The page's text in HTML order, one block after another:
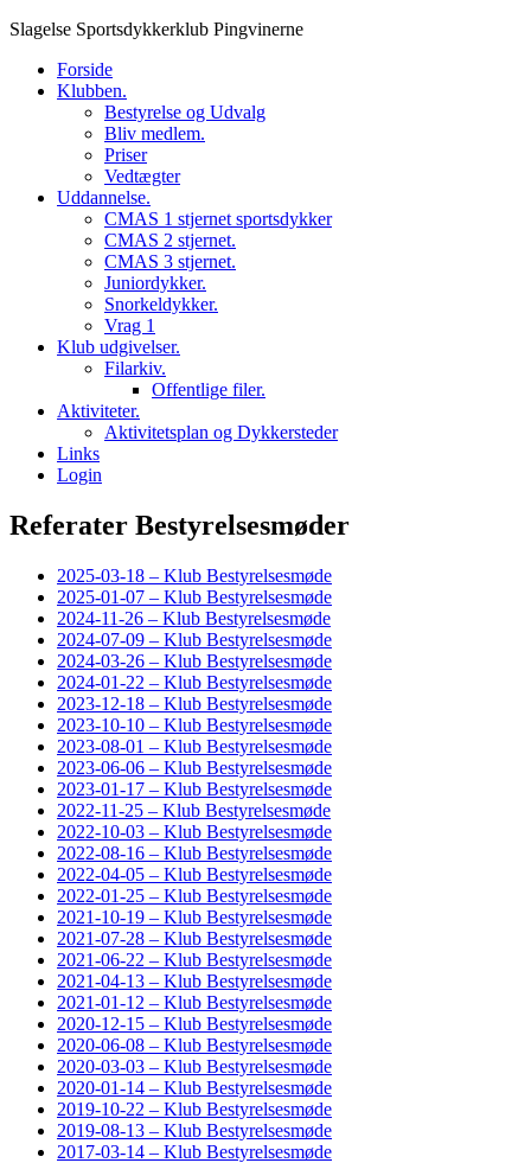
Skip
content
Slagelse Sportsdykkerklub Pingvinerne
Forside
Klubben.
Bestyrelse og Udvalg
Bliv medlem.
Priser
Vedtægter
Uddannelse.
CMAS 1 stjernet sportsdykker
CMAS 2 stjernet.
CMAS 3 stjernet.
Juniordykker.
Snorkeldykker.
Vrag 1
Klub udgivelser.
Filarkiv.
Offentlige filer.
Aktiviteter.
Aktivitetsplan og Dykkersteder
Links
Login
Referater Bestyrelsesmøder
2025-03-18 – Klub Bestyrelsesmøde
2025-01-07 – Klub Bestyrelsesmøde
2024-11-26 – Klub Bestyrelsesmøde
2024-07-09 – Klub Bestyrelsesmøde
2024-03-26 – Klub Bestyrelsesmøde
2024-01-22 – Klub Bestyrelsesmøde
2023-12-18 – Klub Bestyrelsesmøde
2023-10-10 – Klub Bestyrelsesmøde
2023-08-01 – Klub Bestyrelsesmøde
2023-06-06 – Klub Bestyrelsesmøde
2023-01-17 – Klub Bestyrelsesmøde
2022-11-25 – Klub Bestyrelsesmøde
2022-10-03 – Klub Bestyrelsesmøde
2022-08-16 – Klub Bestyrelsesmøde
2022-04-05 – Klub Bestyrelsesmøde
2022-01-25 – Klub Bestyrelsesmøde
2021-10-19 – Klub Bestyrelsesmøde
2021-07-28 – Klub Bestyrelsesmøde
2021-06-22 – Klub Bestyrelsesmøde
2021-04-13 – Klub Bestyrelsesmøde
2021-01-12 – Klub Bestyrelsesmøde
2020-12-15 – Klub Bestyrelsesmøde
2020-06-08 – Klub Bestyrelsesmøde
2020-03-03 – Klub Bestyrelsesmøde
2020-01-14 – Klub Bestyrelsesmøde
2019-10-22 – Klub Bestyrelsesmøde
2019-08-13 – Klub Bestyrelsesmøde
2017-03-14 – Klub Bestyrelsesmøde